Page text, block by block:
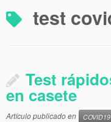
NUESTROS
test
Test
en casete
Artículo publicado en COVID19